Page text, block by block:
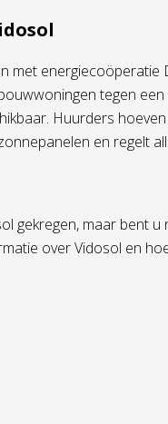
met energiecoöperatie
tegen
Huurders
en regelt
gekregen, maar bent
over Vidosol en